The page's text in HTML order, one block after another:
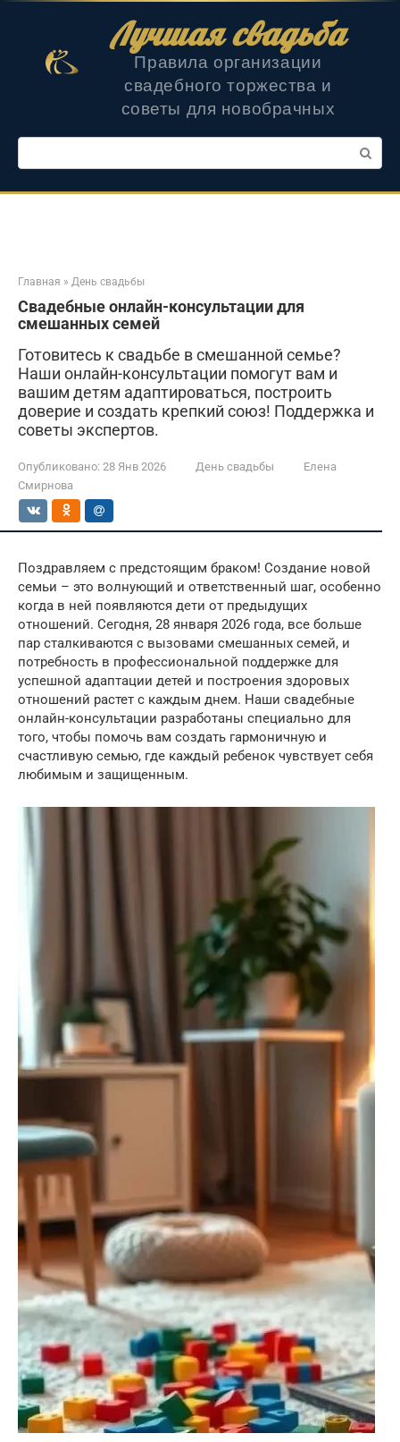
Лучшая свадьба
Правила организации
свадебного торжества и
советы для новобрачных
Поиск:
Главная » День свадьбы
Свадебные онлайн-консультации для
смешанных семей
Готовитесь к свадьбе в смешанной семье?
Наши онлайн-консультации помогут вам и
вашим детям адаптироваться, построить
доверие и создать крепкий союз! Поддержка и
советы экспертов.
Опубликовано: 28 Янв 2026 День свадьбы
Елена
Смирнова
Поздравляем с предстоящим браком! Создание новой
семьи – это волнующий и ответственный шаг, особенно
когда в ней появляются дети от предыдущих
отношений. Сегодня, 28 января 2026 года, все больше
пар сталкиваются с вызовами смешанных семей, и
потребность в профессиональной поддержке для
успешной адаптации детей и построения здоровых
отношений растет с каждым днем. Наши свадебные
онлайн-консультации разработаны специально для
того, чтобы помочь вам создать гармоничную и
счастливую семью, где каждый ребенок чувствует себя
любимым и защищенным.